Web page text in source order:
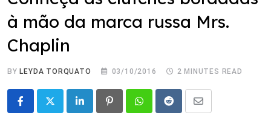
à mão da marca russa Mrs.
Chaplin
BY LEYDA TORQUATO 03/10/2016 2 MINUTES READ
LinkedIn PinterestWhatsappRedditShare